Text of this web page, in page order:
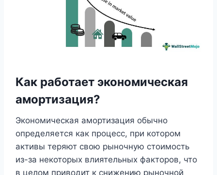
Как работает экономическая
амортизация?
Экономическая амортизация обычно
определяется как процесс, при котором
активы теряют свою рыночную стоимость
из-за некоторых влиятельных факторов, что
в целом приводит к снижению рыночной